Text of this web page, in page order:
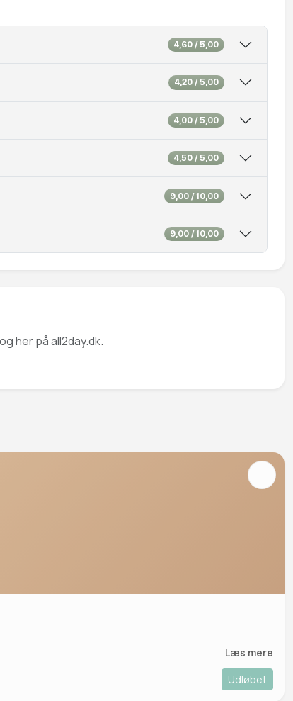
4,60 / 5,00
4,20 / 5,00
4,00 / 5,00
4,50 / 5,00
9,00 / 10,00
9,00 / 10,00
her på all2day.dk.
Læs mere
Udløbet